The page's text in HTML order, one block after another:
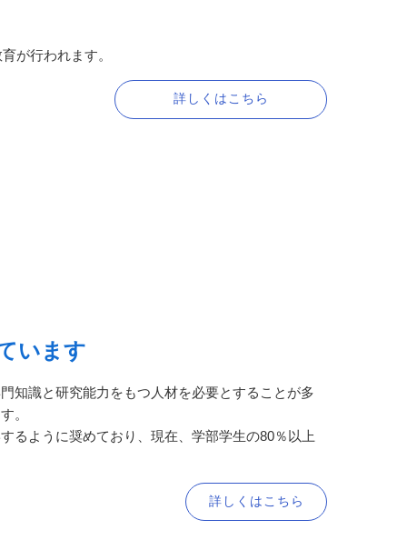
が行われます。
詳しくはこちら
います
知識と研究能力をもつ人材を必要とすることが多
。
るように奨めており、現在、学部学生の80％以上
詳しくはこちら